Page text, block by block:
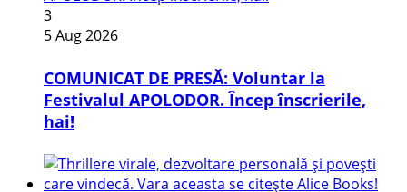
3
5 Aug 2026
COMUNICAT DE PRESĂ: Voluntar la
Festivalul APOLODOR. Încep înscrierile,
hai!